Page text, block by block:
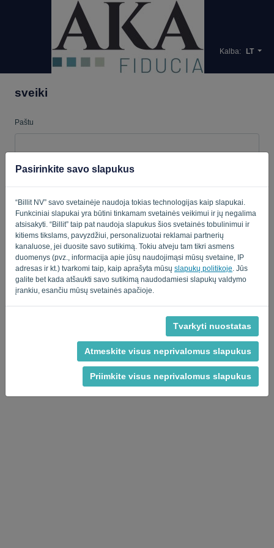
Pasirinkite savo slapukus
“Billit NV” savo svetainėje naudoja tokias technologijas kaip slapukai.
Funkciniai slapukai yra būtini tinkamam svetainės veikimui ir jų negalima
atsisakyti. “Billit” taip pat naudoja slapukus šios svetainės tobulinimui ir
kitiems tikslams, pavyzdžiui, personalizuotai reklamai partnerių
kanaluose, jei duosite savo sutikimą. Tokiu atveju tam tikri asmens
duomenys (pvz., informacija apie jūsų naudojimąsi mūsų svetaine, IP
adresas ir kt.) tvarkomi taip, kaip aprašyta mūsų slapukų politikoje . Jūs
galite bet kada atšaukti savo sutikimą naudodamiesi slapukų valdymo
įrankiu, esančiu mūsų svetainės apačioje.
Tvarkyti nuostatas
Atmeskite visus neprivalomus slapukus
Priimkite visus neprivalomus slapukus
Kalba: LT
sveiki
Paštu
Slaptažodis
Primink man Pamiršau slapta?
PRISIJUNGTI
-Terminai ir sąlygos